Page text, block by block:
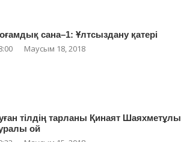
сана–1: Ұлтсыздану қатері
Маусым 18, 2018
тілдің тарланы Қинаят Шаяхметұлы
ой